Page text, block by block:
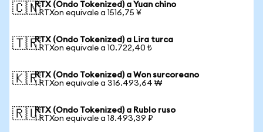
🇨🇳RTX (Ondo Tokenized) a Yuan chino
1 RTXon equivale a 1516,75 ¥
🇹🇷RTX (Ondo Tokenized) a Lira turca
1 RTXon equivale a 10.722,40 ₺
🇰🇷RTX (Ondo Tokenized) a Won surcoreano
1 RTXon equivale a 316.493,64 ₩
🇷🇺RTX (Ondo Tokenized) a Rublo ruso
1 RTXon equivale a 18.493,39 ₽